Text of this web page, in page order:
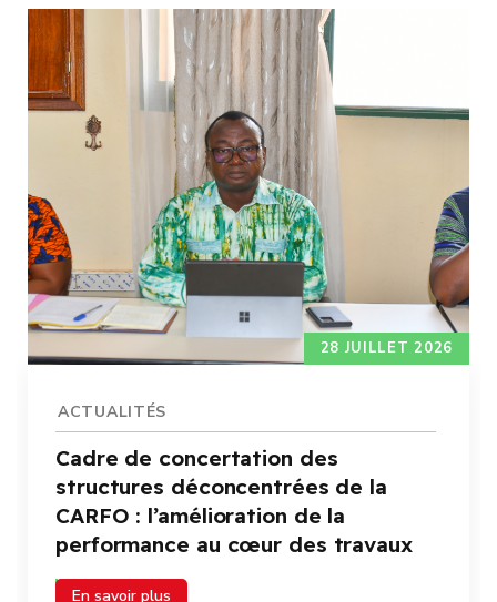
ACTUALITÉS
28 JUILLET 2026
Cadre de concertation des
structures déconcentrées de la
CARFO : l’amélioration de la
performance au cœur des travaux
En savoir plus